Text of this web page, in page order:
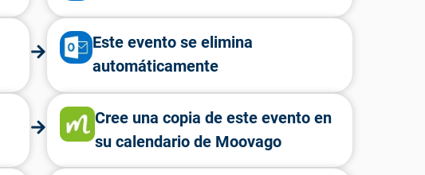
Este evento se elimina
automáticamente
Cree una copia de este evento en
su calendario de Moovago